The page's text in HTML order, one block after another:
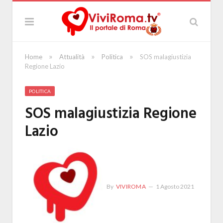
Home » Attualità » Politica »
SOS malagiustizia
Regione Lazio
POLITICA
SOS malagiustizia Regione
Lazio
By VIVIROMA 1 Agosto 2021